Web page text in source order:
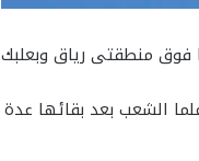
فوق منطقتى رياق وبعلبك
الشعب بعد بقائها عدة